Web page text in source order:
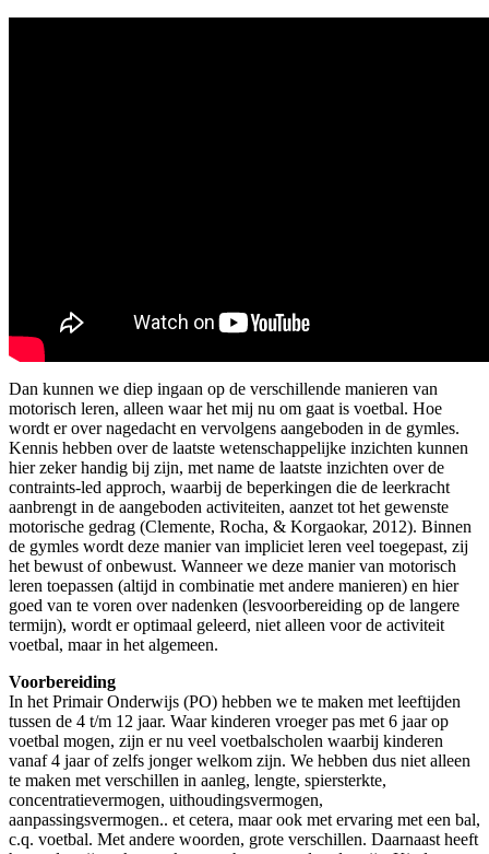
Dan kunnen we diep ingaan op de verschillende manieren van
motorisch leren, alleen waar het mij nu om gaat is voetbal. Hoe
wordt er over nagedacht en vervolgens aangeboden in de gymles.
Kennis hebben over de laatste wetenschappelijke inzichten kunnen
hier zeker handig bij zijn, met name de laatste inzichten over de
contraints-led approch, waarbij de beperkingen die de leerkracht
aanbrengt in de aangeboden activiteiten, aanzet tot het gewenste
motorische gedrag (Clemente, Rocha, & Korgaokar, 2012). Binnen
de gymles wordt deze manier van impliciet leren veel toegepast, zij
het bewust of onbewust. Wanneer we deze manier van motorisch
leren toepassen (altijd in combinatie met andere manieren) en hier
goed van te voren over nadenken (lesvoorbereiding op de langere
termijn), wordt er optimaal geleerd, niet alleen voor de activiteit
voetbal, maar in het algemeen.
Voorbereiding
In het Primair Onderwijs (PO) hebben we te maken met leeftijden
tussen de 4 t/m 12 jaar. Waar kinderen vroeger pas met 6 jaar op
voetbal mogen, zijn er nu veel voetbalscholen waarbij kinderen
vanaf 4 jaar of zelfs jonger welkom zijn. We hebben dus niet alleen
te maken met verschillen in aanleg, lengte, spiersterkte,
concentratievermogen, uithoudingsvermogen,
aanpassingsvermogen.. et cetera, maar ook met ervaring met een bal,
c.q. voetbal. Met andere woorden, grote verschillen. Daarnaast heeft